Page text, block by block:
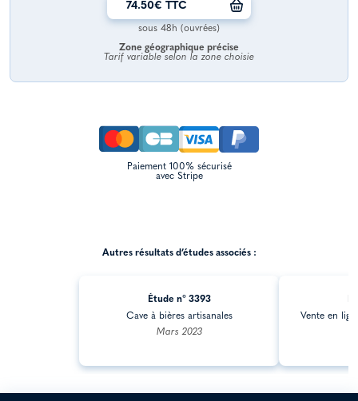
74.50€ TTC
sous 48h (ouvrées)
Zone géographique précise
Tarif variable selon la zone choisie
Paiement 100% sécurisé
avec Stripe
Autres résultats d’études associés :
Étude n° 3393
Cave à bières artisanales
Mars 2023
Vente en